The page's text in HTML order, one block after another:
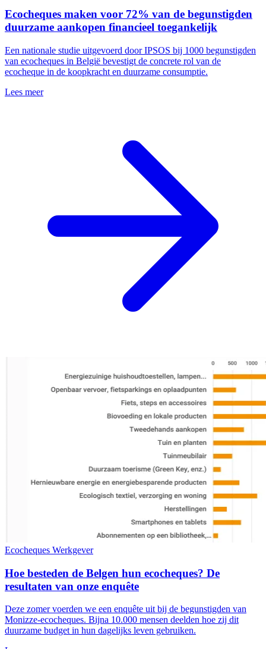
Ecocheques maken voor 72% van de begunstigden
duurzame aankopen financieel toegankelijk
Een nationale studie uitgevoerd door IPSOS bij 1000 begunstigden
van ecocheques in België bevestigt de concrete rol van de
ecocheque in de koopkracht en duurzame consumptie.
Lees meer
Ecocheques Werkgever
Hoe besteden de Belgen hun ecocheques? De
resultaten van onze enquête
Deze zomer voerden we een enquête uit bij de begunstigden van
Monizze-ecocheques. Bijna 10.000 mensen deelden hoe zij dit
duurzame budget in hun dagelijks leven gebruiken.